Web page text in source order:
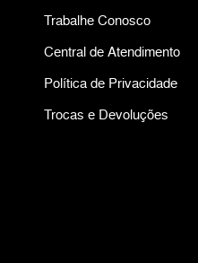
Trabalhe Conosco
Central de Atendimento
Política de Privacidade
Trocas e Devoluções